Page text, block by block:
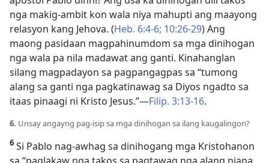
nga makig-ambit kon wala niya mahupti ang maayong
relasyon kang Jehova. (Heb. 6:4-6; 10:26-29) Ang
maong pasidaan magpahinumdom sa mga dinihogan
nga wala pa nila madawat ang ganti. Kinahanglan
silang magpadayon sa pagpangagpas sa “tumong
alang sa ganti nga pagkatinawag sa Diyos ngadto sa
itaas pinaagi ni Kristo Jesus.”—Filip. 3:13-16.
6. Unsay angayng pag-isip sa mga dinihogan sa ilang kaugalingon?
6 Si Pablo nag-awhag sa dinihogang mga Kristohanon